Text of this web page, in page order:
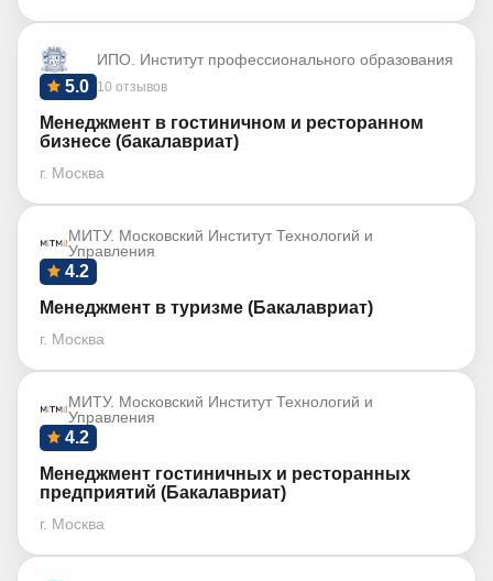
ИПО. Институт профессионального образования
10 отзывов
5.0
Менеджмент в гостиничном и ресторанном
бизнесе (бакалавриат)
г. Москва
МИТУ. Московский Институт Технологий и
Управления
4.2
Менеджмент в туризме (Бакалавриат)
г. Москва
МИТУ. Московский Институт Технологий и
Управления
4.2
Менеджмент гостиничных и ресторанных
предприятий (Бакалавриат)
г. Москва